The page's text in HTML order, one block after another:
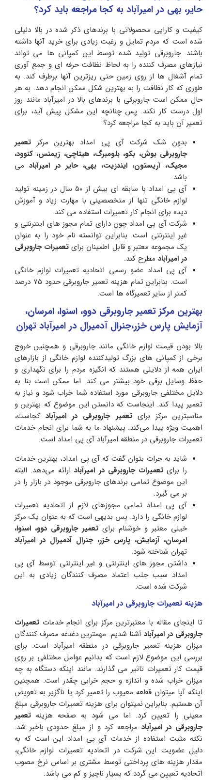
حایر، بهی در امیرآباد به کجا مراجعه باید کرد؟
کیفیت و کارایی محصولاتی با برندهای ذکر شده در بالا دلیلی
شده است که مردم تمایل و رغبت زیادی برای خرید آنها داشته
باشند. جاروبرقی تولید شده توسط این کمپانی ها می تواند
نیازهای مصرف کننده را به لحاظ نظافت حرفه ای و جمع آوری
تمام آشغال ها از روی زمین حتی ریزترین آنها برطرف کند. به
طوری که کار نظافت را به بهترین شکل ممکن انجام دهد. به هر
حال ممکن است جاروبرقی با برندهای بالا در امیرآباد مانند روز
اول درست کار نکند. پس چنانچه این مشکل پیش آید، برای
تعمیر آن باید به کجا مراجعه کرد؟
بدون شک شرکت آی پی امداد بهترین مرکز تعمیر
جاروبرقی بوش، بکو، بلومبرگ، هیتاچی، زیمنس، کنوود،
مجیک، آریستون، ایندزیت، بهی، حایر در امیرآباد می
باشد‌.
آی پی امداد با سابقه ای بیش از ۵۰ سال در زمینه تولید
لوازم خانگی تنها از متخصصینی با مهارت زیاد و آموزش
دیده برای انجام کار تعمیرات استفاده می کند.
شرکت آی پی امداد چون دارای تمام مجوز های اینترنتی و
غیر اینترنتی است. بنابراین توانسته نام خود را به عنوان
یک مجموعه معتبر و قابل اطمینان برای تعمیرات جاروبرقی
در امیرآباد مطرح کند.
آی پی امداد عضو رسمی اتحادیه تعمیرات لوازم خانگی
است. بنابراین تمام هزینه تعمیر جاروبرقی حدود ۷۵ درصد
کمتر از سایر تعمیرگاه ها است.
بهترین مرکز تعمیر جاروبرقی دوو، اسنوا، امرسان،
آزمایش پارس خزر،جنرال آدمیرال در امیرآباد تهران
بالا بودن قیمت لوازم خانگی مانند جاروبرقی و همچنین خروج
برخی از کمپانی های بزرگ تولیدکننده لوازم خانگی از بازارهای
ایران همه از دلایلی هستند که انگیزه مردم را برای نگهداری و
حفظ وسایل برقی خود بیشتر می کند. اما ممکن است بنا به
دلایل مختلفی جاروبرقی مورد استفاده شما خراب شود و نیاز به
تعمیر پیدا کند. اینجاست که دانستن این موضوع که بهترین و
مناسبترین مرکز برایتعمیر جاروبرقی در امیرآبادکجاست،
اهمیت ویژه پیدا می‌کند. پیشنهاد ما به شما برای انجام خدمات
تعمیرات جاروبرقی در منطقه امیرآباد آی پی امداد است.
شاید به جرات بتوان گفت که آی پی امداد، بهترین خدمات
را برایتعمیرات جاروبرقی در امیرآبادارائه می‌دهد. البته
این موضوع تمامی برندهای جاروبرقی موجود در بازار را در
بر می گیرد.
آی پی امداد تمامی مجوزهای لازم از اتحادیه تعمیرات
لوازم خانگی را دارد. پس بدیهی است که به عنوان یک مرکز
خیلی معتبر و خوشنام برای تعمیر جاروبرقی دوو، اسنوا،
امرسان، آزمایش، پارس خزر، جنرال آدمیرال در امیرآباد
تهران شناخته شود.
داشتن مجوز های اینترنتی و غیر اینترنتی توسط آی پی
امداد سبب جلب اعتماد مصرف کنندگان زیادی به این
شرکت شده است.
هزینه تعمیرات جاروبرقی در امیرآباد
تا اینجای مقاله با معتبرترین مرکز برای انجام خدمات تعمیرات
جاروبرقی در امیرآباد آشنا شدیم. مهمترین دغدغه مصرف کنندگان
میزان هزینه تعمیر جاروبرقی در منطقه امیرآباد است. برای
بررسی این موضوع لازم است که بدانیم عوامل مختلفی بر روی
قیمت کار تعمیرات تاثیر می گذارند. مانند اینکه دستگاه به چه
میزان خراب شده و اندازه و حجم خرابی چقدر است. همچنین
اینکه آیا میتوان قطعه معیوب را تعمیر کرد یا ناگزیر به تعویض
آن هستیم. بنابراین نمیتوان برای هزینه تعمیرات جاروبرقی مبلغ
معینی را تعیین کرد. اما می شود به صفحه هزینه تعمیر
جاروبرقی در امیرآباد مراجعه کرد و از مبلغ حدودی باخبر شد.
نکته مثبت استفاده از خدمات آی پی امداد این است که به
دلیل عضویت این شرکت در اتحادیه تعمیرات لوازم خانگی،
مقدار هزینه های پرداختی توسط مشتری بر اساس نرخ مصوب
اتحادیه تعیین می گردد که بسیار ناچیز و کم می باشد.